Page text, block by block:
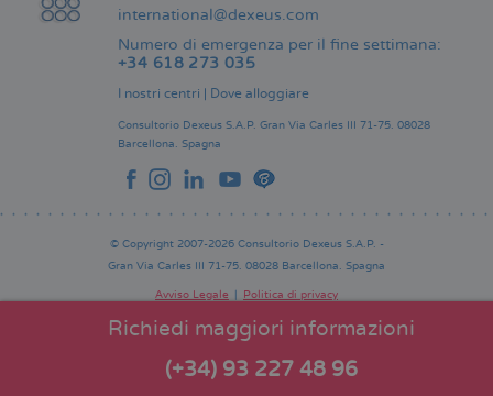
Richiedi maggiori informazioni
(+34) 93 227 48 96
international@dexeus.com
Numero di emergenza per il fine settimana:
+34 618 273 035
I nostri centri | Dove alloggiare
Consultorio Dexeus S.A.P. Gran Via Carles III 71-75. 08028
Barcellona. Spagna
© Copyright 2007-2026 Consultorio Dexeus S.A.P. -
Gran Via Carles III 71-75. 08028 Barcellona. Spagna
de
Avviso Legale
Politica di privacy